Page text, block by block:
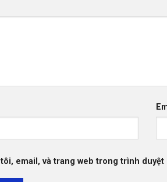
tôi, email, và trang web trong trình